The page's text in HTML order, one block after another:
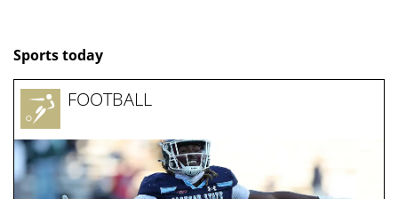
Sports today
FOOTBALL